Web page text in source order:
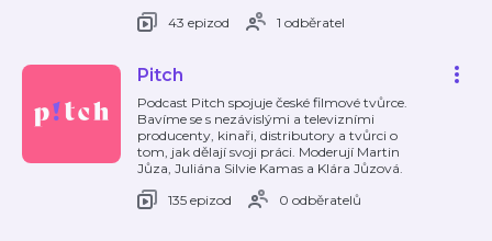
43 epizod
1 odběratel
Pitch
Podcast Pitch spojuje české filmové tvůrce.
Bavíme se s nezávislými a televizními
producenty, kinaři, distributory a tvůrci o
tom, jak dělají svoji práci. Moderují Martin
Jůza, Juliána Silvie Kamas a Klára Jůzová.
135 epizod
0 odběratelů